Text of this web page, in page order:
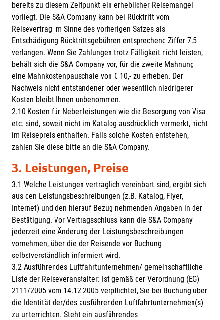
bereits zu diesem Zeitpunkt ein erheblicher Reisemangel
vorliegt. Die S&A Company kann bei Rücktritt vom
Reisevertrag im Sinne des vorherigen Satzes als
Entschädigung Rücktrittsgebühren entsprechend Ziffer 7.5
verlangen. Wenn Sie Zahlungen trotz Fälligkeit nicht leisten,
behält sich die S&A Company vor, für die zweite Mahnung
eine Mahnkostenpauschale von € 10,- zu erheben. Der
Nachweis nicht entstandener oder wesentlich niedrigerer
Kosten bleibt Ihnen unbenommen.
2.10 Kosten für Nebenleistungen wie die Besorgung von Visa
etc. sind, soweit nicht im Katalog ausdrücklich vermerkt, nicht
im Reisepreis enthalten. Falls solche Kosten entstehen,
zahlen Sie diese bitte an die S&A Company.
3. Leistungen, Preise
3.1 Welche Leistungen vertraglich vereinbart sind, ergibt sich
aus den Leistungsbeschreibungen (z.B. Katalog, Flyer,
Internet) und den hierauf Bezug nehmenden Angaben in der
Bestätigung. Vor Vertragsschluss kann die S&A Company
jederzeit eine Änderung der Leistungsbeschreibungen
vornehmen, über die der Reisende vor Buchung
selbstverständlich informiert wird.
3.2 Ausführendes Luftfahrtunternehmen/ gemeinschaftliche
Liste der Reiseveranstalter: Ist gemäß der Verordnung (EG)
2111/2005 vom 14.12.2005 verpflichtet, Sie bei Buchung über
die Identität der/des ausführenden Luftfahrtunternehmen(s)
zu unterrichten. Steht ein ausführendes